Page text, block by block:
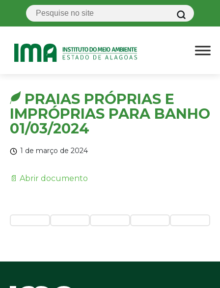
PRAIAS PRÓPRIAS E
IMPRÓPRIAS PARA BANHO
01/03/2024
1 de março de 2024
📄 Abrir documento